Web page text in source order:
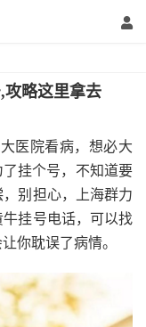
攻略这里拿去
医院看病，想必大
挂个号，不知道要
别担心，上海群力
挂号电话，可以找
你耽误了病情。